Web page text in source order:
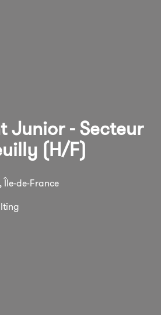
Junior - Secteur
(H/F)
,Île-de-France